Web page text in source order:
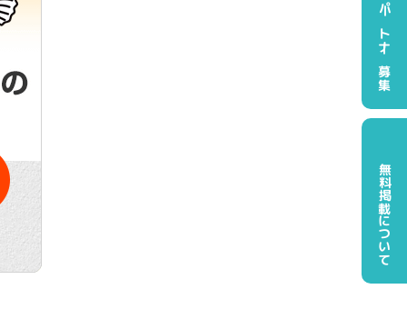
パートナー募集
無料掲載について